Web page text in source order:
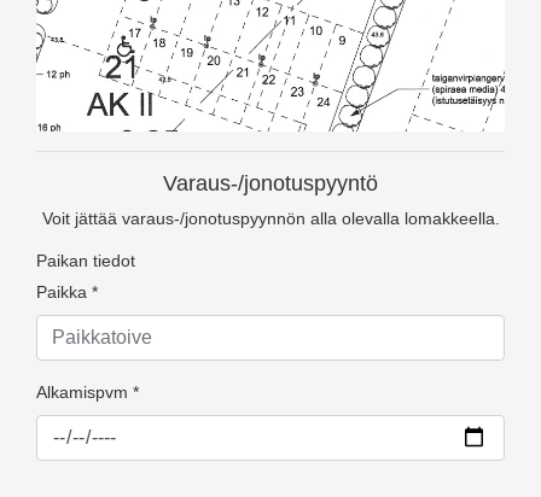
Varaus-/jonotuspyyntö
Voit jättää varaus-/jonotuspyynnön alla olevalla lomakkeella.
Paikan tiedot
Paikka *
Alkamispvm *